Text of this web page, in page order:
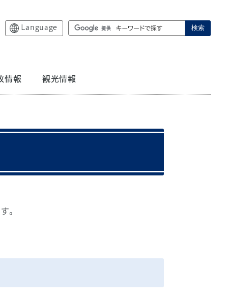
Language 検索
情報 観光情報
。